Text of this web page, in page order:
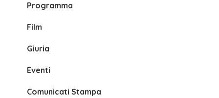
Programma
Film
Giuria
Eventi
Comunicati Stampa